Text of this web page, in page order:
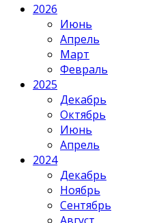
2026
Июнь
Апрель
Март
Февраль
2025
Декабрь
Октябрь
Июнь
Апрель
2024
Декабрь
Ноябрь
Сентябрь